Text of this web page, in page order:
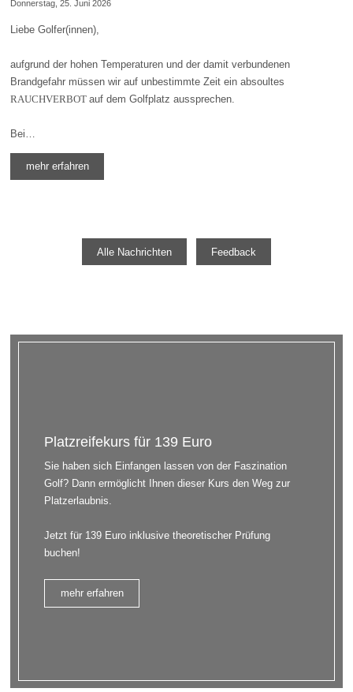
Donnerstag, 25. Juni 2026
Liebe Golfer(innen),
aufgrund der hohen Temperaturen und der damit verbundenen
Brandgefahr müssen wir auf unbestimmte Zeit ein absoultes
RAUCHVERBOTauf dem Golfplatz aussprechen.
Bei…
mehr erfahren
Alle Nachrichten Feedback
Platzreifekurs für 139 Euro
Sie haben sich Einfangen lassen von der Faszination
Golf? Dann ermöglicht Ihnen dieser Kurs den Weg zur
Platzerlaubnis.
Jetzt für 139 Euro inklusive theoretischer Prüfung
buchen!
mehr erfahren